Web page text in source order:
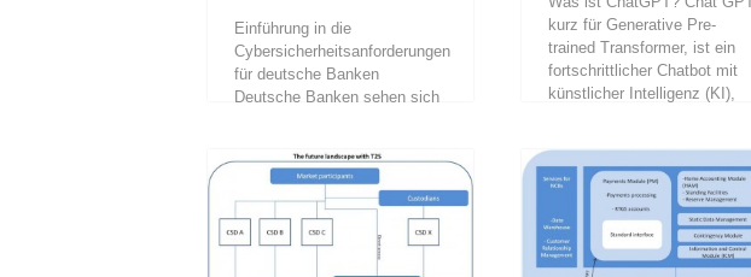
Einführung in die
Cybersicherheitsanforderungen
für deutsche Banken
Deutsche Banken sehen sich
Vorschriften[1] mit neuen
Anforderungen an die
Cybersicherheit konfrontiert.
Der Digital Operational
Resilience Act (DORA)...
kurz für Generative Pre-
trained Transformer, ist ein
fortschrittlicher Chatbot mit
künstlicher Intelligenz (KI),
revolutioniert hat[1]....
12th Aug. 2012